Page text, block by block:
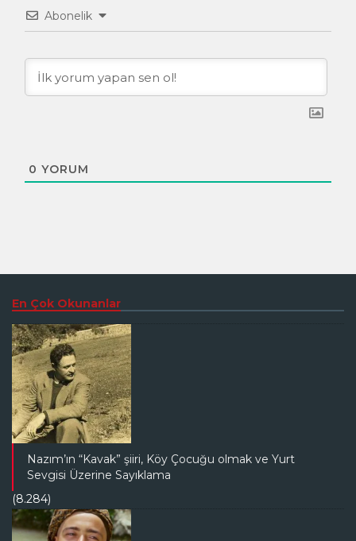
Abonelik
0 YORUM
En Çok Okunanlar
Nazım’ın “Kavak” şiiri, Köy Çocuğu olmak ve Yurt
Sevgisi Üzerine Sayıklama
(8.284)